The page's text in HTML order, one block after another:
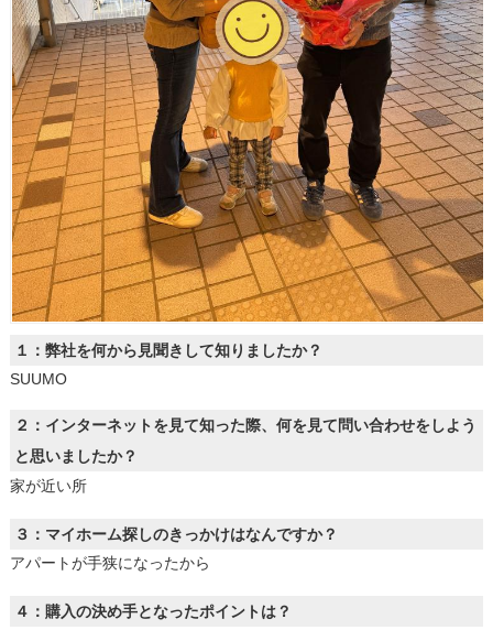
１：弊社を何から見聞きして知りましたか？
SUUMO
２：インターネットを見て知った際、何を見て問い合わせをしよう
と思いましたか？
家が近い所
３：マイホーム探しのきっかけはなんですか？
アパートが手狭になったから
４：購入の決め手となったポイントは？